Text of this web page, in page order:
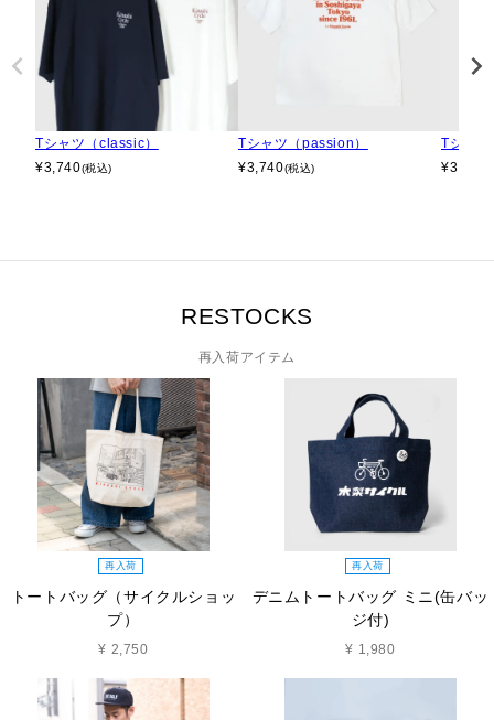
Tシャツ（classic）
¥3,740(税込)
Tシャツ（passion）
¥3,740(税込)
Tシャ
¥3,740
RESTOCKS
再入荷アイテム
再入荷
トートバッグ（サイクルショッ
プ）
¥ 2,750
再入荷
デニムトートバッグ ミニ(缶バッ
ジ付)
¥ 1,980